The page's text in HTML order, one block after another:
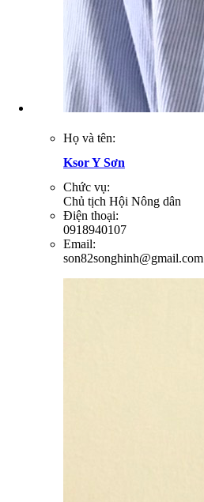
Họ và tên:
Ksor Y Sơn
Chức vụ:
Chủ tịch Hội Nông dân
Điện thoại:
0918940107
Email:
son82songhinh@gmail.com